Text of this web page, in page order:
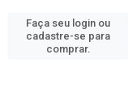
Faça seu login ou
cadastre-se para
comprar.